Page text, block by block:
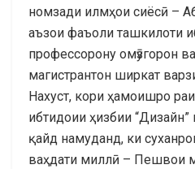
номзади илмҳои сиёсӣ –
аъзои фаъоли ташкилоти
профессорону омӯзгорон
магистрантон ширкат
Нахуст, кори ҳамоишро
ибтидоии ҳизбии
қайд намуданд, ки
ваҳдати миллӣ – Пешвои